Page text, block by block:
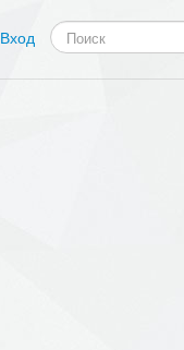
Вход